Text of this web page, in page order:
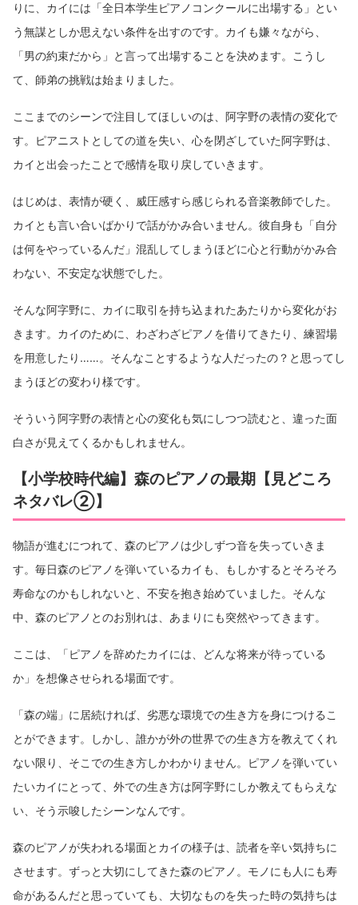
りに、カイには「全日本学生ピアノコンクールに出場する」とい
う無謀としか思えない条件を出すのです。カイも嫌々ながら、
「男の約束だから」と言って出場することを決めます。こうし
て、師弟の挑戦は始まりました。
ここまでのシーンで注目してほしいのは、阿字野の表情の変化で
す。ピアニストとしての道を失い、心を閉ざしていた阿字野は、
カイと出会ったことで感情を取り戻していきます。
はじめは、表情が硬く、威圧感すら感じられる音楽教師でした。
カイとも言い合いばかりで話がかみ合いません。彼自身も「自分
は何をやっているんだ」混乱してしまうほどに心と行動がかみ合
わない、不安定な状態でした。
そんな阿字野に、カイに取引を持ち込まれたあたりから変化がお
きます。カイのために、わざわざピアノを借りてきたり、練習場
を用意したり……。そんなことするような人だったの？と思ってし
まうほどの変わり様です。
そういう阿字野の表情と心の変化も気にしつつ読むと、違った面
白さが見えてくるかもしれません。
【小学校時代編】森のピアノの最期【見どころ
ネタバレ②】
物語が進むにつれて、森のピアノは少しずつ音を失っていきま
す。毎日森のピアノを弾いているカイも、もしかするとそろそろ
寿命なのかもしれないと、不安を抱き始めていました。そんな
中、森のピアノとのお別れは、あまりにも突然やってきます。
ここは、「ピアノを辞めたカイには、どんな将来が待っている
か」を想像させられる場面です。
「森の端」に居続ければ、劣悪な環境での生き方を身につけるこ
とができます。しかし、誰かが外の世界での生き方を教えてくれ
ない限り、そこでの生き方しかわかりません。ピアノを弾いてい
たいカイにとって、外での生き方は阿字野にしか教えてもらえな
い、そう示唆したシーンなんです。
森のピアノが失われる場面とカイの様子は、読者を辛い気持ちに
させます。ずっと大切にしてきた森のピアノ。モノにも人にも寿
命があるんだと思っていても、大切なものを失った時の気持ちは